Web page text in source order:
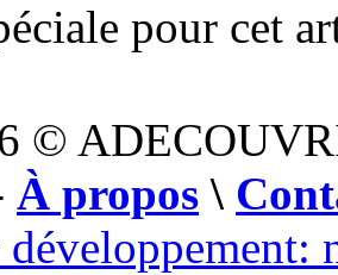
pour cet
©
À propos \